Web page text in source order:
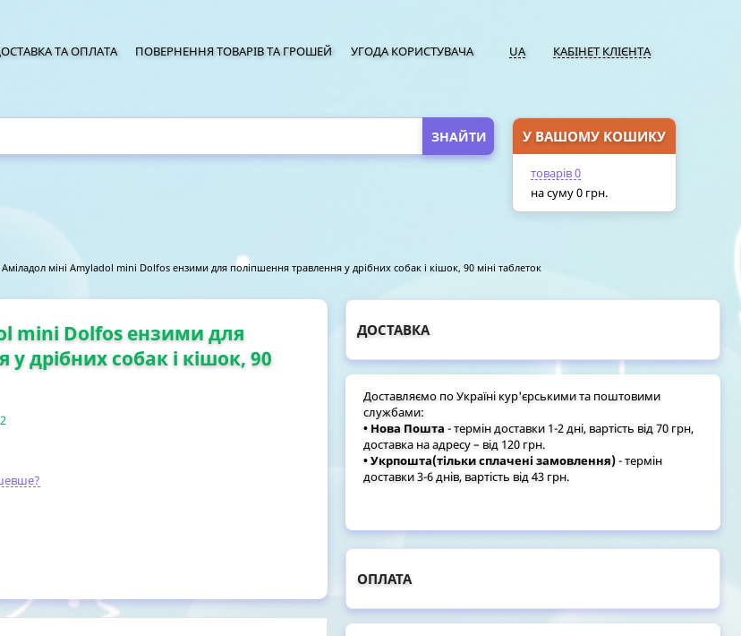
UA КАБІНЕТ КЛІЄНТА
ТА ОПЛАТА ПОВЕРНЕННЯ ТОВАРІВ ТА ГРОШЕЙ УГОДА КОРИСТУВАЧА
Аміладол міні Amyladol mini Dolfos ензими для поліпшення травлення у дрібних собак і кішок, 90 міні таблеток
mini Dolfos ензими для
дрібних собак і кішок, 90
ДОСТАВКА
Доставляємо по Україні кур'єрськими та поштовими
службами:
• Нова Пошта - термін доставки 1-2 дні, вартість від 70 грн,
доставка на адресу – від 120 грн.
• Укрпошта(тільки сплачені замовлення)- термін
доставки 3-6 днів, вартість від 43 грн.
ОПЛАТА
У ВАШОМУ КОШИКУ
ПЕРЕЙТИ У КОШИК
товарів0
на суму0 грн.